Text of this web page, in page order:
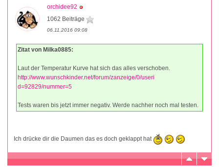
orchidee92
1062 Beiträge
06.11.2016 09:08
Zitat von Milka0885:
Laut der Temperatur Kurve hat sich das alles verschoben.
http://www.wunschkinder.net/forum/zanzeige/0/useri
d=92829/nummer=5
Tests waren bis jetzt immer negativ. Werde nachher noch mal testen.
Ich drücke dir die Daumen das es doch geklappt hat